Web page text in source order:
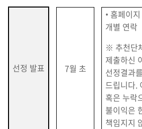
선정 발표 7월 초
• 홈페이
개별 연락
※ 추천단
제출하신
선정결과
드립니다.
혹은 누락
불이익은
책임지지